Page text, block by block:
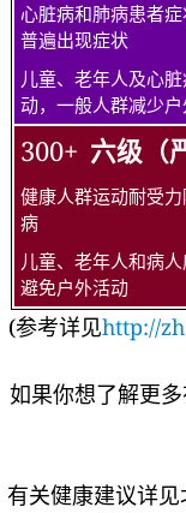
心脏病和肺病患者
普遍出现症状
儿童、老年人及心
动，一般人群减少
300+ 六级（
健康人群运动耐受
病
儿童、老年人和病
避免户外活动
(参考详见http://
如果你想了解更
有关健康建议详